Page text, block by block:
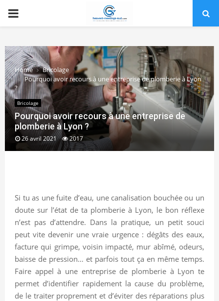
PRIMARY
Home
Bricolage
Pourquoi avoir recours à une entreprise de plomberie à Lyon
?
Bricolage
Pourquoi avoir recours à une entreprise de
plomberie à Lyon ?
26 avril 2021 2017
Si tu as une fuite d’eau, une canalisation bouchée ou un
doute sur l’état de ta plomberie à Lyon, le bon réflexe
n’est pas d’attendre. Dans la pratique, un petit souci
peut vite devenir une vraie urgence : dégâts des eaux,
facture qui grimpe, voisin impacté, mur abîmé, odeurs,
baisse de pression… et parfois tout ça en même temps.
Faire appel à une entreprise de plomberie à Lyon te
permet d’identifier rapidement la cause du problème,
de le traiter proprement et d’éviter des réparations plus